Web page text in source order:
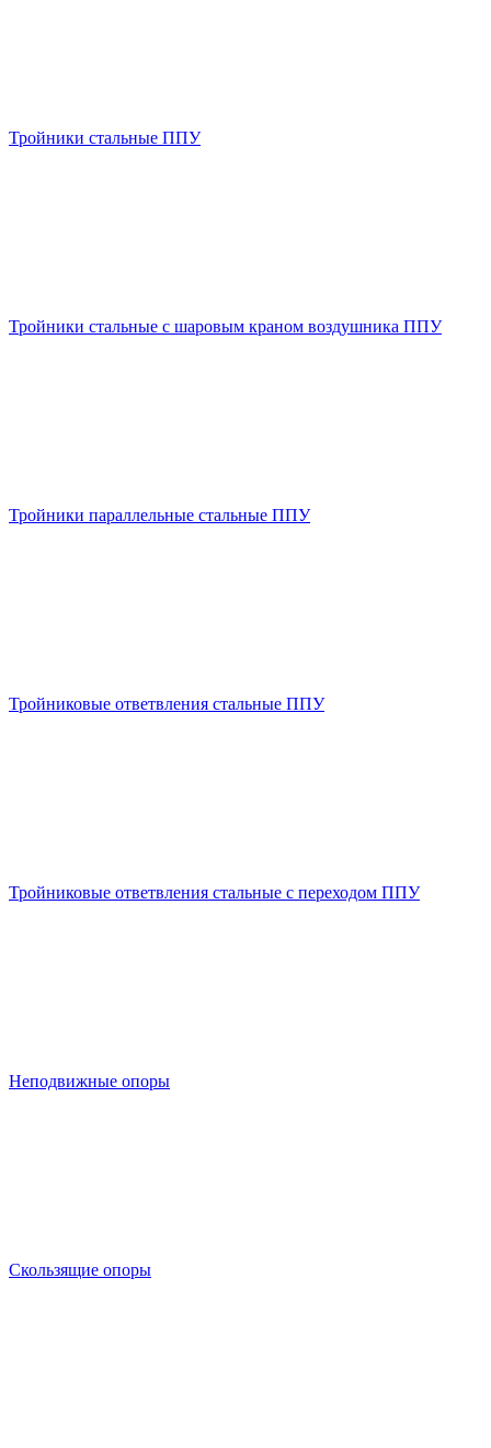
Тройники стальные ППУ
Тройники стальные с шаровым краном воздушника ППУ
Тройники параллельные стальные ППУ
Тройниковые ответвления стальные ППУ
Тройниковые ответвления стальные с переходом ППУ
Неподвижные опоры
Скользящие опоры